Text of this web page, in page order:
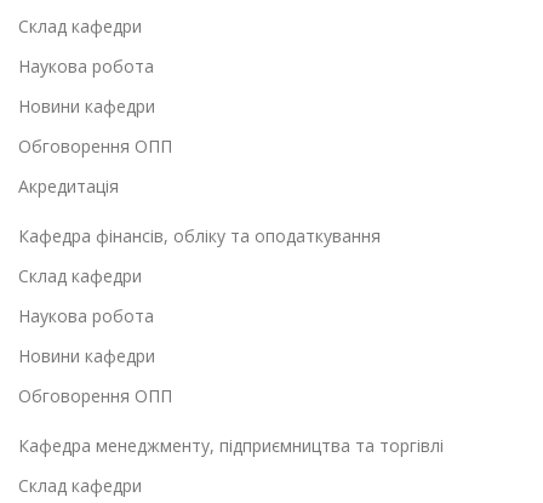
Склад кафедри
Наукова робота
Новини кафедри
Обговорення ОПП
Акредитація
Кафедра фінансів, обліку та оподаткування
Склад кафедри
Наукова робота
Новини кафедри
Обговорення ОПП
Кафедра менеджменту, підприємництва та торгівлі
Склад кафедри